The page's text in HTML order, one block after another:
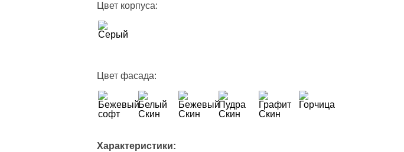
Цвет корпуса:
Цвет фасада:
Характеристики: